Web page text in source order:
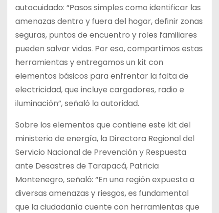
autocuidado: “Pasos simples como identificar las
amenazas dentro y fuera del hogar, definir zonas
seguras, puntos de encuentro y roles familiares
pueden salvar vidas. Por eso, compartimos estas
herramientas y entregamos un kit con
elementos básicos para enfrentar la falta de
electricidad, que incluye cargadores, radio e
iluminación”, señaló la autoridad.
Sobre los elementos que contiene este kit del
ministerio de energía, la Directora Regional del
Servicio Nacional de Prevención y Respuesta
ante Desastres de Tarapacá, Patricia
Montenegro, señaló: “En una región expuesta a
diversas amenazas y riesgos, es fundamental
que la ciudadanía cuente con herramientas que